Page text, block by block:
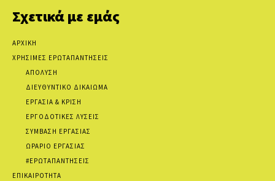
Σχετικά με εμάς
ΑΡΧΙΚΗ
ΧΡΗΣΙΜΕΣ ΕΡΩΤΑΠΑΝΤΗΣΕΙΣ
ΑΠΟΛΥΣΗ
ΔΙΕΥΘΥΝΤΙΚΟ ΔΙΚΑΙΩΜΑ
ΕΡΓΑΣΙΑ & ΚΡΙΣΗ
ΕΡΓΟΔΟΤΙΚΕΣ ΛΥΣΕΙΣ
ΣΥΜΒΑΣΗ ΕΡΓΑΣΙΑΣ
ΩΡΑΡΙΟ ΕΡΓΑΣΙΑΣ
#ΕΡΩΤΑΠΑΝΤΗΣΕΙΣ
ΕΠΙΚΑΙΡΟΤΗΤΑ